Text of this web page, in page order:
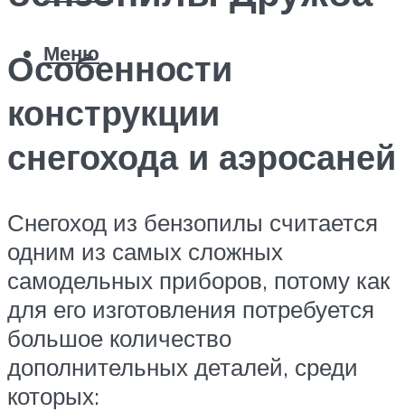
Меню
Особенности
конструкции
снегохода и аэросаней
Снегоход из бензопилы считается
одним из самых сложных
самодельных приборов, потому как
для его изготовления потребуется
большое количество
дополнительных деталей, среди
которых: